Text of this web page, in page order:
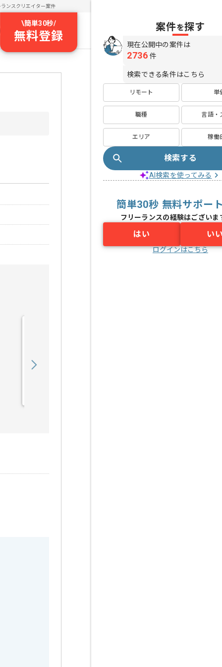
ランスクリエイター案件
\簡単30秒/
無料登録
件
案件を探す
現在公開中の案件は
2736 件
検索できる条件はこちら
リモート 単
職種 言語・
エリア 稼働
検索する
AI検索を使ってみる
簡単30秒 無料サポー
フリーランスの経験はございま
はい い
ログインはこちら